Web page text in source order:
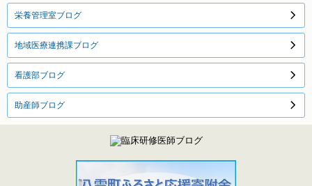
栄養管理室ブログ
地域医療連携課ブログ
看護部ブログ
助産師ブログ